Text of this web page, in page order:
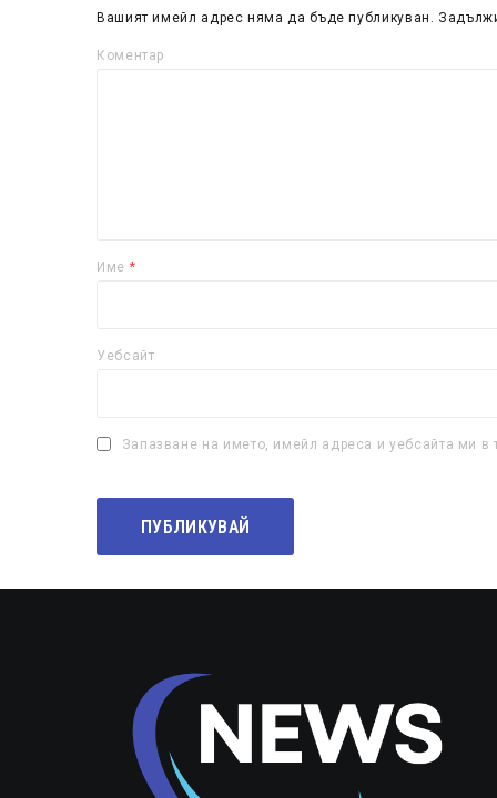
Вашият имейл адрес няма да бъде публикуван.
Коментар
Име *
Уебсайт
Запазване на името, имейл адреса и уебсайта ми в